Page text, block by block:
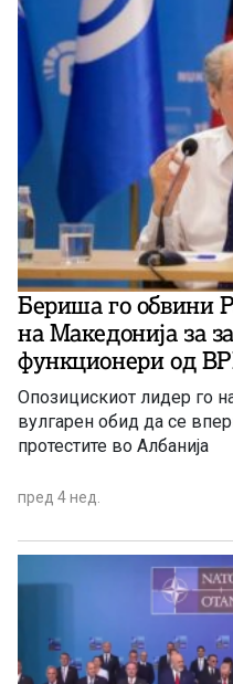
Бериша го обвини
на Македонија за
функционери од
Опозицискиот лидер го
вулгарен обид да се
протестите во Албанија
пред 4 нед.